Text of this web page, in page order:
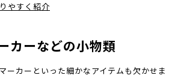
やすく紹介
カーなどの小物類
ーカーといった細かなアイテムも欠かせま